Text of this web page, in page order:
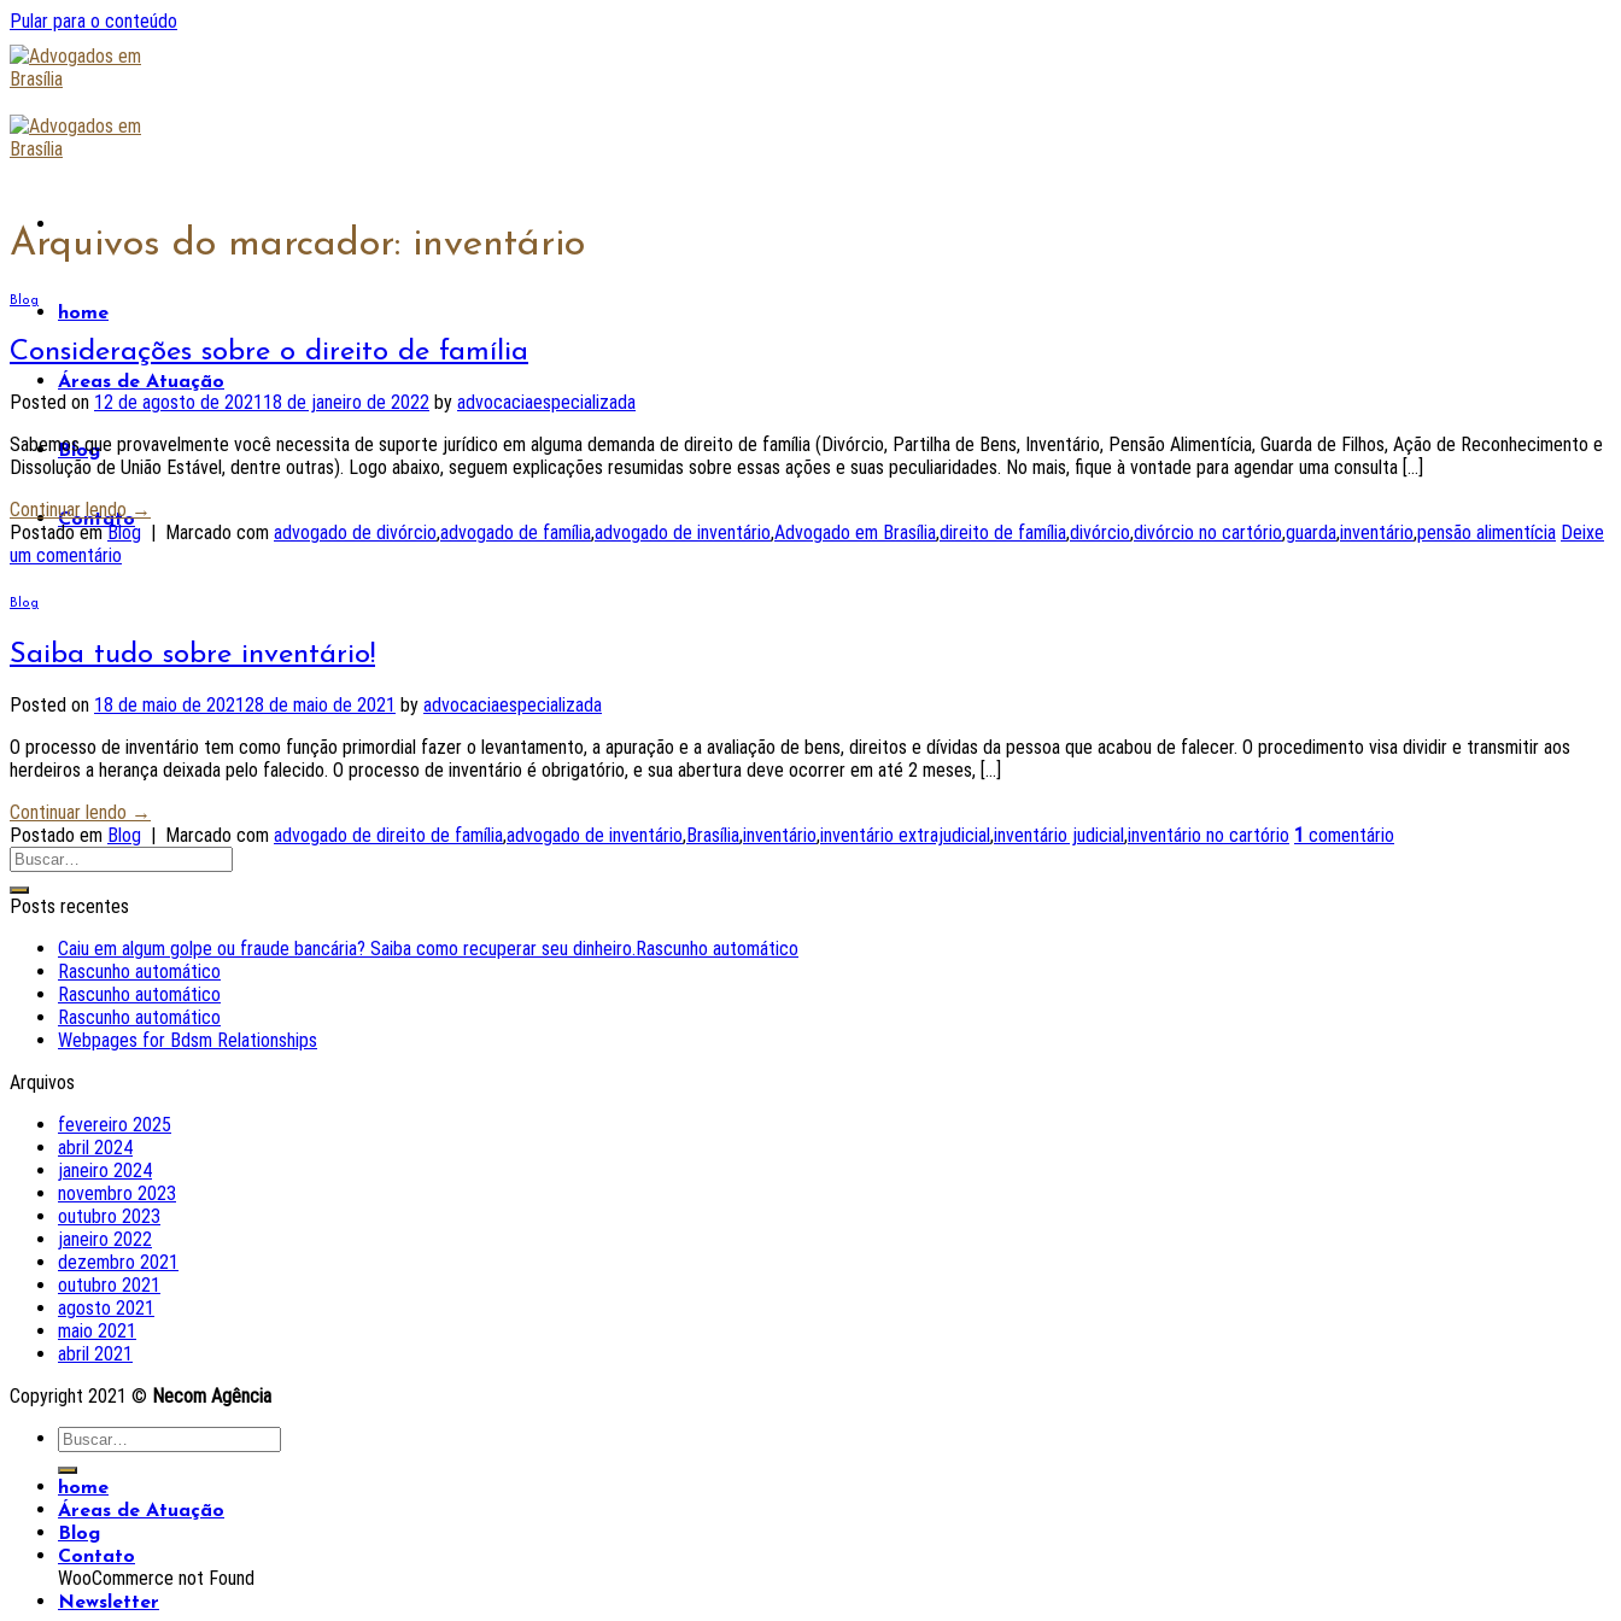
Pular para o conteúdo
home
Áreas de Atuação
Blog
Contato
Arquivos do marcador: inventário
Blog
Considerações sobre o direito de família
Posted on 12 de agosto de 2021 18 de janeiro de 2022 by advocaciaespecializada
Sabemos que provavelmente você necessita de suporte jurídico em alguma demanda de direito de família (Divórcio, Partilha de Bens, Inventário, Pensão Alimentícia, Guarda de Filhos, Ação de Reconhecimento e
Dissolução de União Estável, dentre outras). Logo abaixo, seguem explicações resumidas sobre essas ações e suas peculiaridades. No mais, fique à vontade para agendar uma consulta […]
Continuar lendo →
Postado emBlog Marcado com advogado de divórcio,advogado de família,advogado de inventário,Advogado em Brasília,direito de família,divórcio,divórcio no cartório,guarda,inventário,pensão alimentícia Deixe
um comentário
Blog
Saiba tudo sobre inventário!
Posted on 18 de maio de 202128 de maio de 2021 by advocaciaespecializada
O processo de inventário tem como função primordial fazer o levantamento, a apuração e a avaliação de bens, direitos e dívidas da pessoa que acabou de falecer. O procedimento visa dividir e transmitir aos
herdeiros a herança deixada pelo falecido. O processo de inventário é obrigatório, e sua abertura deve ocorrer em até 2 meses, […]
Continuar lendo →
Postado em Blog | Marcado com advogado de direito de família,advogado de inventário,Brasília,inventário,inventário extrajudicial,inventário judicial,inventário no cartório 1 comentário
Posts recentes
Caiu em algum golpe ou fraude bancária? Saiba como recuperar seu dinheiro.Rascunho automático
Rascunho automático
Rascunho automático
Rascunho automático
Webpages for Bdsm Relationships
Arquivos
fevereiro 2025
abril 2024
janeiro 2024
novembro 2023
outubro 2023
janeiro 2022
dezembro 2021
outubro 2021
agosto 2021
maio 2021
abril 2021
Copyright 2021 © Necom Agência
home
Áreas de Atuação
Blog
Contato
WooCommerce not Found
Newsletter